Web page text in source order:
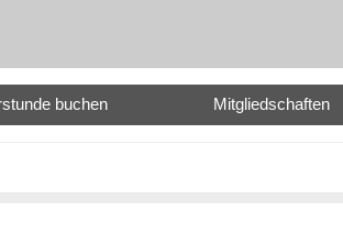
buchen Mitgliedschaften